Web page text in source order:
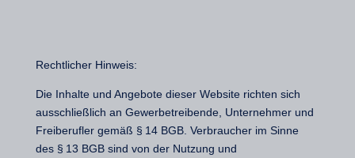
Rechtlicher Hinweis:
Die Inhalte und Angebote dieser Website richten sich
ausschließlich an Gewerbetreibende, Unternehmer und
Freiberufler gemäß § 14 BGB. Verbraucher im Sinne
des § 13 BGB sind von der Nutzung und